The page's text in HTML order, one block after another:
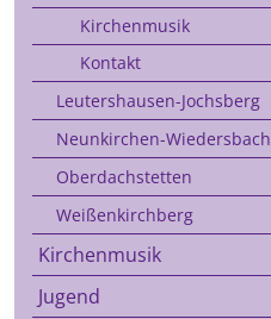
Kirchenmusik
Kontakt
Leutershausen-Jochsberg
Neunkirchen-Wiedersbach
Oberdachstetten
Weißenkirchberg
Kirchenmusik
Jugend